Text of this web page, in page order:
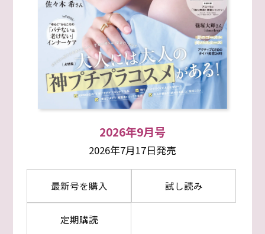
2026年9月号
2026年7月17日発売
最新号を購入 試し読み
定期購読